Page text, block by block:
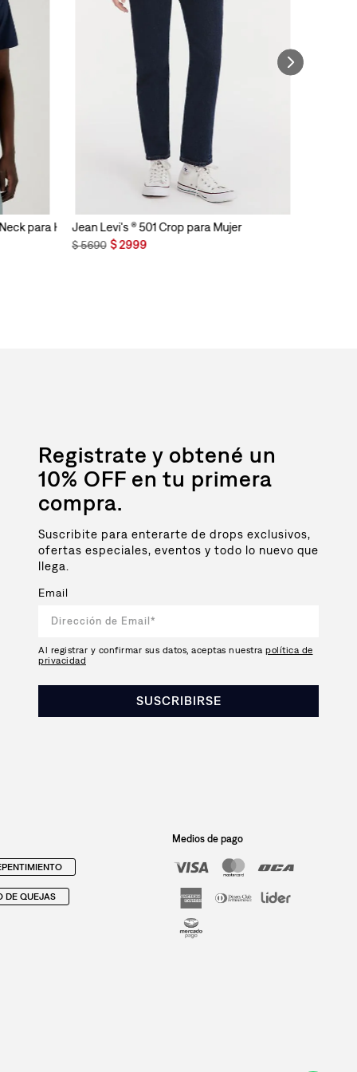
para HombreJean Levi's ® 501 Crop para Mujer
$5690 $2999
Registrate y obtené un
10% OFF en tu primera
compra.
Suscribite para enterarte de drops exclusivos,
ofertas especiales, eventos y todo lo nuevo que
llega.
Email
Al registrar y confirmar sus datos, aceptas nuestra política de
privacidad
SUSCRIBIRSE
DE QUEJAS
Medios de pago